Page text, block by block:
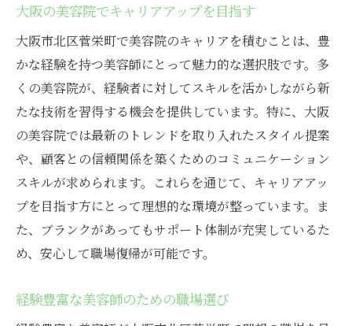
大阪の美容院でキャリアアップを目指す
大阪市北区菅栄町で美容院のキャリアを積むことは、豊
かな経験を持つ美容師にとって魅力的な選択肢です。多
くの美容院が、経験者に対してスキルを活かしながら新
たな技術を習得する機会を提供しています。特に、大阪
の美容院では最新のトレンドを取り入れたスタイル提案
や、顧客との信頼関係を築くためのコミュニケーション
スキルが求められます。これらを通じて、キャリアアッ
プを目指す方にとって理想的な環境が整っています。ま
た、ブランクがあってもサポート体制が充実しているた
め、安心して職場復帰が可能です。
経験豊富な美容師のための職場選び